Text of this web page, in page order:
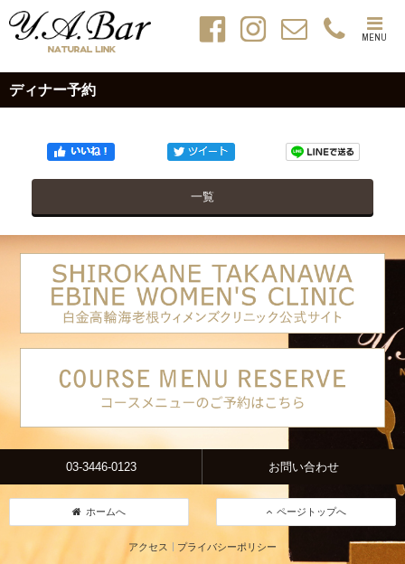
MENU
ディナー予約
一覧
03-3446-0123 お問い合わせ
ホームへ ページトップへ
アクセス プライバシーポリシー